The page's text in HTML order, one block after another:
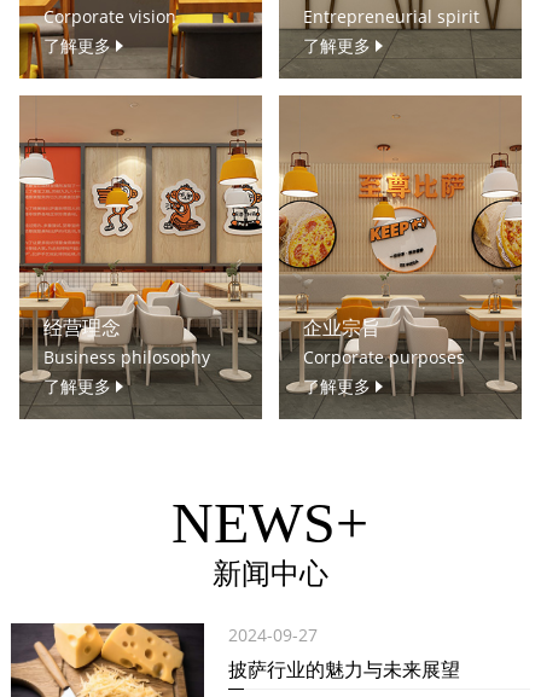
Corporate vision
了解更多
Entrepreneurial spirit
了解更多
经营理念
Business philosophy
了解更多
企业宗旨
Corporate purposes
了解更多
NEWS+
新闻中心
2024-09-27
披萨行业的魅力与未来展望